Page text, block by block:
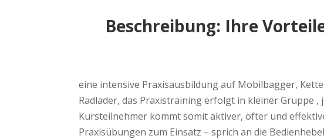
Beschreibung: Ihre
eine intensive Praxisausbildung auf Mobilbagger,
Radlader, das Praxistraining erfolgt in kleiner Gruppe ,
Kursteilnehmer kommt somit aktiver, öfter und
Praxisübungen zum Einsatz – sprich an die